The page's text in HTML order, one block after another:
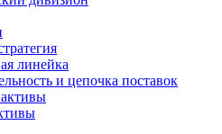
линейка
и цепочка поставок